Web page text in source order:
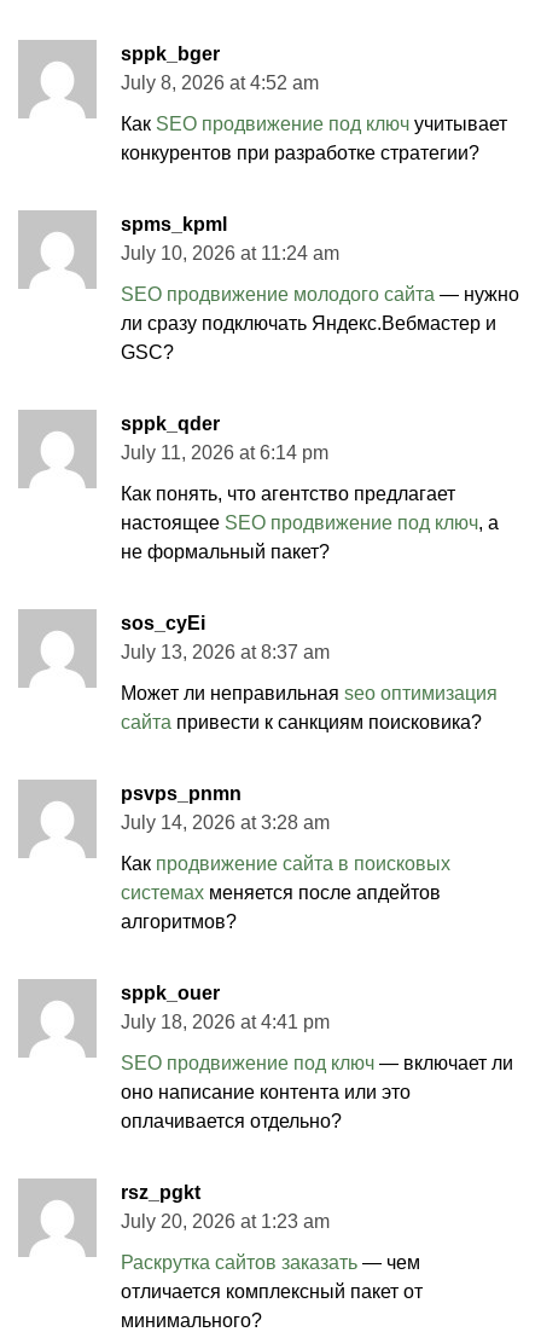
sppk_bger
July 8, 2026 at 4:52 am
Как SEO продвижение под ключ учитывает
конкурентов при разработке стратегии?
spms_kpml
July 10, 2026 at 11:24 am
SEO продвижение молодого сайта — нужно
ли сразу подключать Яндекс.Вебмастер и
GSC?
sppk_qder
July 11, 2026 at 6:14 pm
Как понять, что агентство предлагает
настоящее SEO продвижение под ключ, а
не формальный пакет?
sos_cyEi
July 13, 2026 at 8:37 am
Может ли неправильная seo оптимизация
сайта привести к санкциям поисковика?
psvps_pnmn
July 14, 2026 at 3:28 am
Как продвижение сайта в поисковых
системах меняется после апдейтов
алгоритмов?
sppk_ouer
July 18, 2026 at 4:41 pm
SEO продвижение под ключ — включает ли
оно написание контента или это
оплачивается отдельно?
rsz_pgkt
July 20, 2026 at 1:23 am
Раскрутка сайтов заказать — чем
отличается комплексный пакет от
минимального?